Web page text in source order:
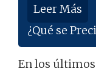
Leer Más
¿Qué se
En los